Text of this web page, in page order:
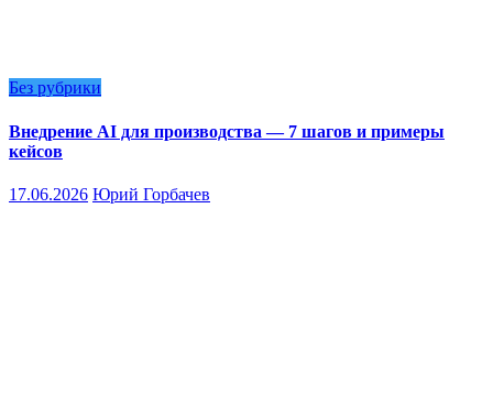
Без рубрики
Внедрение AI для производства — 7 шагов и примеры
кейсов
17.06.2026 Юрий Горбачев